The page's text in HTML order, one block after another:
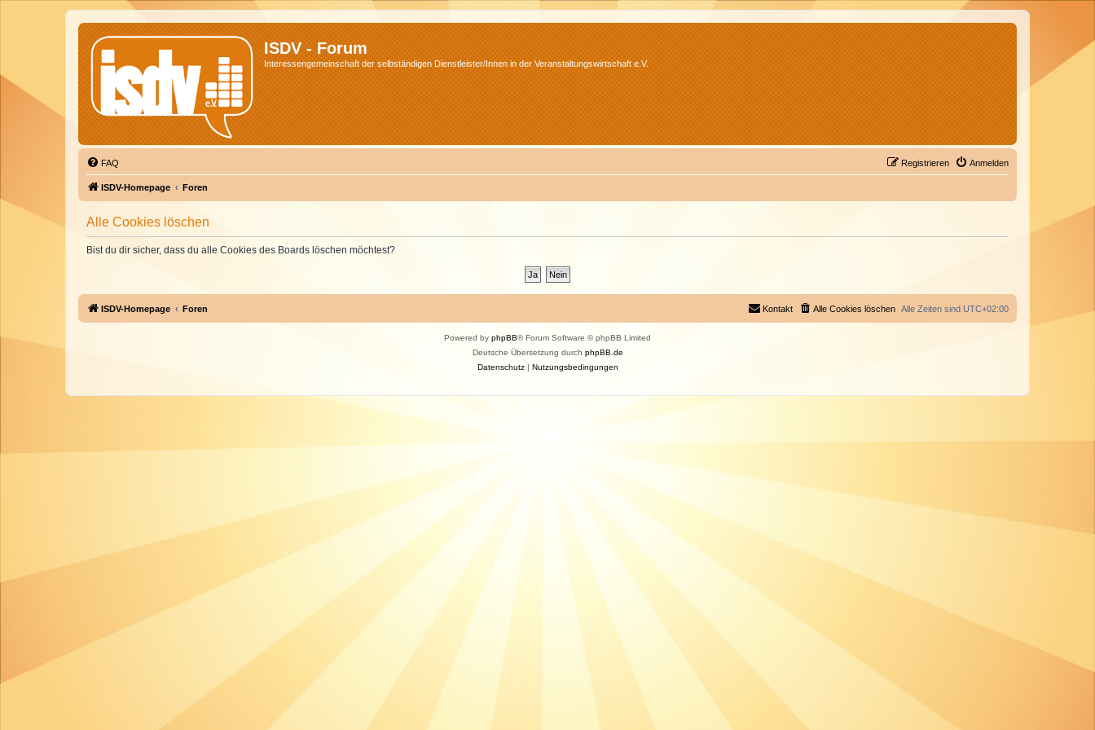
ISDV - Forum
Interessengemeinschaft der selbständigen Dienstleister/Innen in der Veranstaltungswirtschaft e.V.
FAQ Anmelden
Registrieren
ISDV-Homepage Foren
Alle Cookies löschen
Bist du dir sicher, dass du alle Cookies des Boards löschen möchtest?
ISDV-Homepage Foren Alle Zeiten sind UTC+02:00
Alle Cookies löschen
Kontakt
Powered by phpBB® Forum Software © phpBB Limited
Deutsche Übersetzung durch phpBB.de
Datenschutz| Nutzungsbedingungen